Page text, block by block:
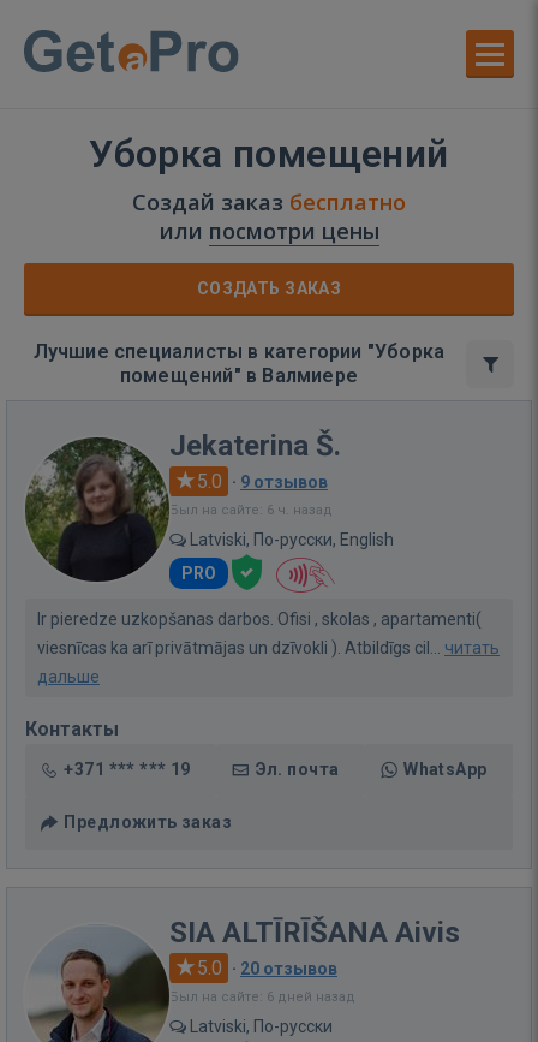
Уборка помещений
Создай заказ бесплатно
или посмотри цены
СОЗДАТЬ ЗАКАЗ
Лучшие специалисты в категории "Уборка
помещений" в Валмиере
Jekaterina Š.
5.0 · 9 отзывов
Был на сайте: 6 ч. назад
Latviski, По-русски, English
PRO
Ir pieredze uzkopšanas darbos. Ofisi , skolas , apartamenti(
viesnīcas ka arī privātmājas un dzīvokli ). Atbildīgs cil... читать
дальше
Контакты
+371 *** *** 19 Эл. почта WhatsApp
Предложить заказ
SIA ALTĪRĪŠANA Aivis
5.0 · 20 отзывов
Был на сайте: 6 дней назад
Latviski, По-русски